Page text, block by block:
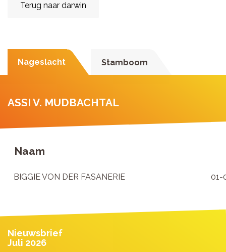
Terug naar darwin
Nageslacht Stamboom
ASSI V. MUDBACHTAL
Naam
BIGGIE VON DER FASANERIE 01-
Nieuwsbrief
Juli 2026